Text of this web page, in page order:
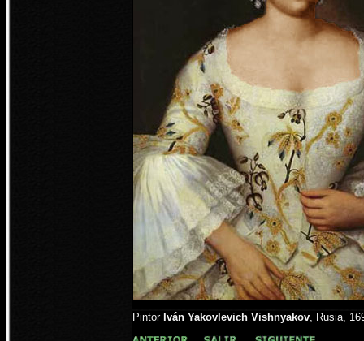
Pintor Iván Yakovlevich Vishnyakov, Rusia,